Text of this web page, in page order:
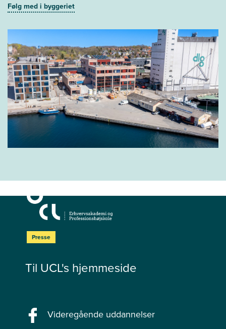
Følg med i byggeriet
Presse
Til UCL's hjemmeside
Videregående uddannelser